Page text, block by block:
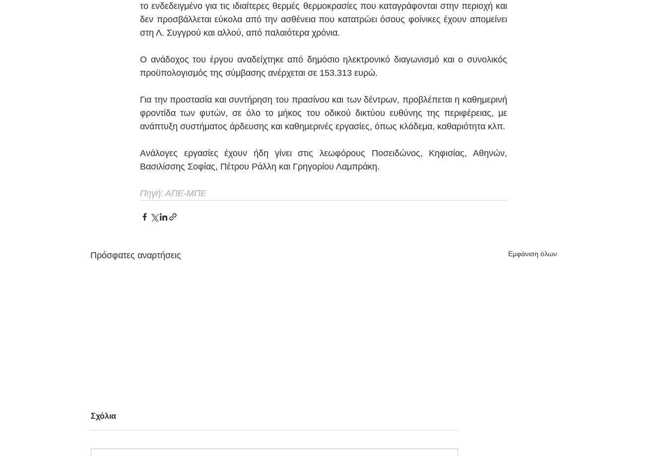
το ενδεδειγμένο για τις ιδιαίτερες θερμές θερμοκρασίες που καταγράφονται στην περιοχή και
δεν προσβάλλεται εύκολα από την ασθένεια που κατατρώει όσους φοίνικες έχουν απομείνει
στη Λ. Συγγρού και αλλού, από παλαιότερα χρόνια.
Ο ανάδοχος του έργου αναδείχτηκε από δημόσιο ηλεκτρονικό διαγωνισμό και ο συνολικός
προϋπολογισμός της σύμβασης ανέρχεται σε 153.313 ευρώ.
Για την προστασία και συντήρηση του πρασίνου και των δέντρων, προβλέπεται η καθημερινή
φροντίδα των φυτών, σε όλο το μήκος του οδικού δικτύου ευθύνης της περιφέρειας, με
ανάπτυξη συστήματος άρδευσης και καθημερινές εργασίες, όπως κλάδεμα, καθαριότητα κλπ.
Ανάλογες εργασίες έχουν ήδη γίνει στις λεωφόρους Ποσειδώνος, Κηφισίας, Αθηνών,
Βασιλίσσης Σοφίας, Πέτρου Ράλλη και Γρηγορίου Λαμπράκη.
Πηγή: ΑΠΕ-ΜΠΕ
Πρόσφατες αναρτήσεις Εμφάνιση όλων
Σχόλια